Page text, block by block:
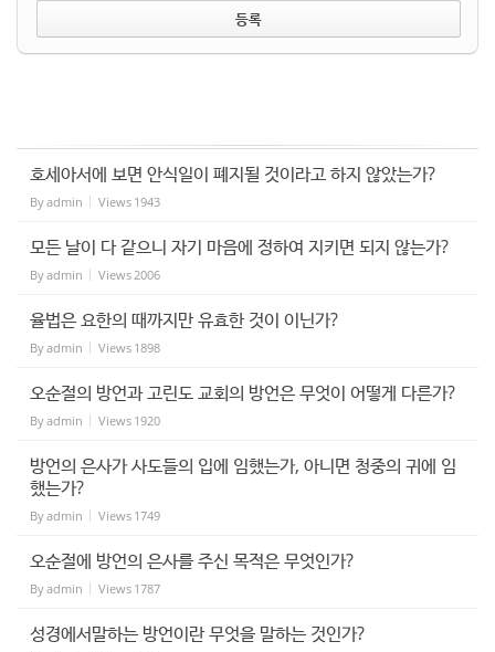
호세아서에 보면 안식일이 폐지될 것이라고 하지 않았는가?
Byadmin Views 1943
모든 날이 다 같으니 자기 마음에 정하여 지키면 되지 않는가?
Byadmin Views2006
율법은 요한의 때까지만 유효한 것이 이닌가?
Byadmin Views 1898
오순절의 방언과 고린도 교회의 방언은 무엇이 어떻게 다른가?
Byadmin Views 1920
방언의 은사가 사도들의 입에 임했는가, 아니면 청중의 귀에 임
했는가?
Byadmin Views 1749
오순절에 방언의 은사를 주신 목적은 무엇인가?
Byadmin Views 1787
성경에서말하는 방언이란 무엇을 말하는 것인가?